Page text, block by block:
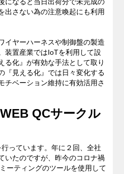
になると当日出荷分で未完成の
出さない為の注意喚起にも利用
イヤーハーネスや制御盤の製造
装置産業ではIoTを利用して設
る化』が有効な手法として取り
『見える化』では日々変化する
チベーション維持に有効活用さ
QCサークル
っています。年に２回、全社
いたのですが、昨今のコロナ禍
ーティングのツールを使用して